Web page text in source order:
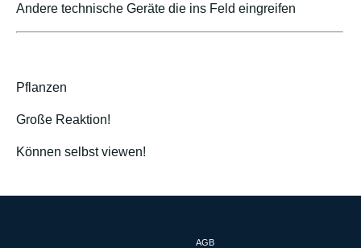
Andere technische Geräte die ins Feld eingreifen
Pflanzen
Große Reaktion!
Können selbst viewen!
AGB